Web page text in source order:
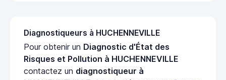
Diagnostiqueurs à HUCHENNEVILLE
Pour obtenir un Diagnostic d'État des
Risques et Pollution à HUCHENNEVILLE
contactez un diagnostiqueur à